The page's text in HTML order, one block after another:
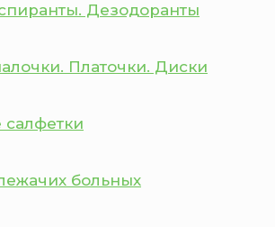
Дезодоранты
Платочки. Диски
больных